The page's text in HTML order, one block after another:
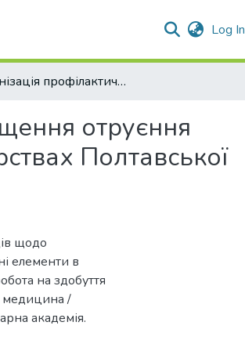
Log In
Організація профілактичних заходів щодо недопущення отруєння молоком, яке містить токсичні елементи в господарствах Полтавської області
отруєння
Полтавської
щодо
елементи в
на здобуття
медицина /
академія.